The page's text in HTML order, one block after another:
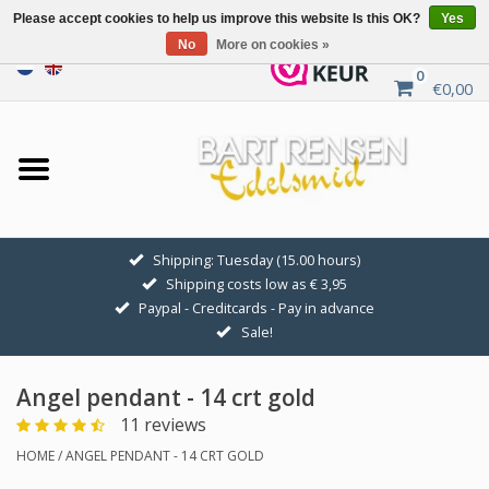
0
€0,00
Home
Sale
GOLDEN SYMBOLS
Pendant Chains
Earrings
Shipping: Tuesday (15.00 hours)
Shipping costs low as € 3,95
Paypal - Creditcards - Pay in advance
Sale!
Angel pendant - 14 crt gold
11 reviews
HOME/ANGEL PENDANT - 14 CRT GOLD
Please accept cookies to help us improve this website Is this OK?
Yes
No
More on cookies »